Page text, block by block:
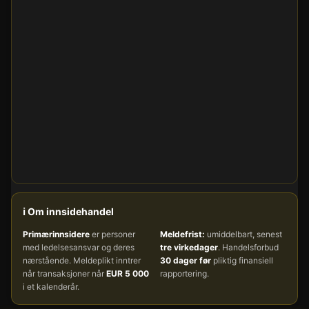
ℹ️ Om innsidehandel
Primærinnsidere er personer
med ledelsesansvar og deres
nærstående. Meldeplikt inntrer
når transaksjoner når EUR 5 000
i et kalenderår.
Meldefrist: umiddelbart, senest
tre virkedager. Handelsforbud
30 dager før pliktig finansiell
rapportering.